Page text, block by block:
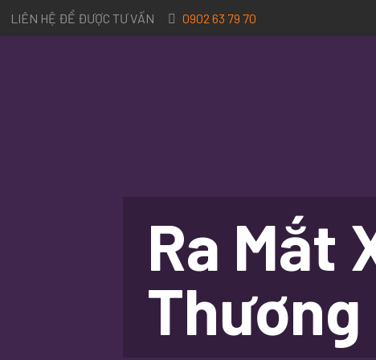
LIÊN HỆ ĐỂ ĐƯỢC TƯ VẤN 0902 63 79 70
Ra Mắt